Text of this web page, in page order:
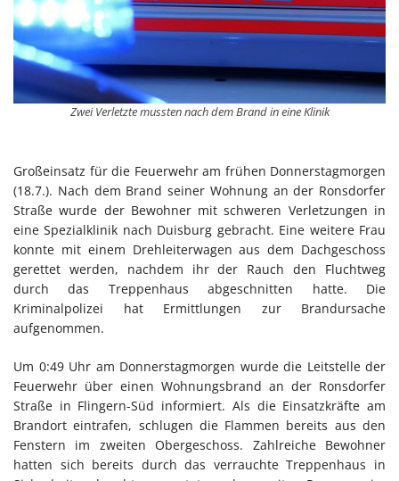
Zwei Verletzte mussten nach dem Brand in eine Klinik
Großeinsatz für die Feuerwehr am frühen Donnerstagmorgen
(18.7.). Nach dem Brand seiner Wohnung an der Ronsdorfer
Straße wurde der Bewohner mit schweren Verletzungen in
eine Spezialklinik nach Duisburg gebracht. Eine weitere Frau
konnte mit einem Drehleiterwagen aus dem Dachgeschoss
gerettet werden, nachdem ihr der Rauch den Fluchtweg
durch das Treppenhaus abgeschnitten hatte. Die
Kriminalpolizei hat Ermittlungen zur Brandursache
aufgenommen.
Um 0:49 Uhr am Donnerstagmorgen wurde die Leitstelle der
Feuerwehr über einen Wohnungsbrand an der Ronsdorfer
Straße in Flingern-Süd informiert. Als die Einsatzkräfte am
Brandort eintrafen, schlugen die Flammen bereits aus den
Fenstern im zweiten Obergeschoss. Zahlreiche Bewohner
hatten sich bereits durch das verrauchte Treppenhaus in